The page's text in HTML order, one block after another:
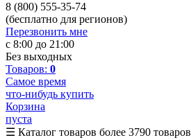
8 (800) 555-35-74
(бесплатно для регионов)
Перезвонить мне
с 8:00 до 21:00
Без выходных
Товаров: 0
Самое время
что-нибудь купить
Корзина
пуста
☰ Каталог товаров более 3790 товаров